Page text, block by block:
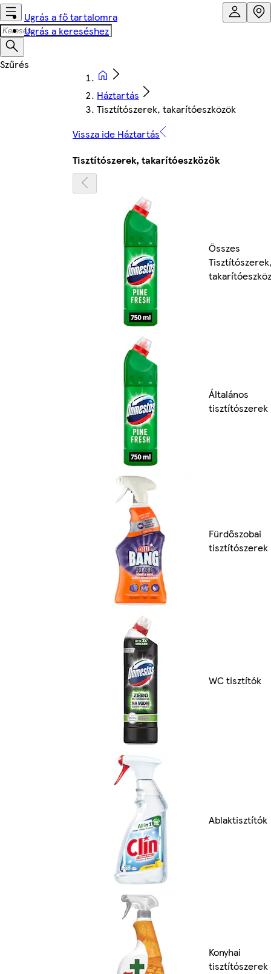
Ugrás a fő tartalomra
Ugrás a kereséshez
Háztartás
Tisztítószerek, takarítóeszközök
Vissza ide Háztartás
Tisztítószerek, takarítóeszközök
Összes
Általános
tisztítószerek
Fürdőszobai
tisztítószerek
WC tisztítók
Ablaktisztítók
Konyhai
tisztítószerek